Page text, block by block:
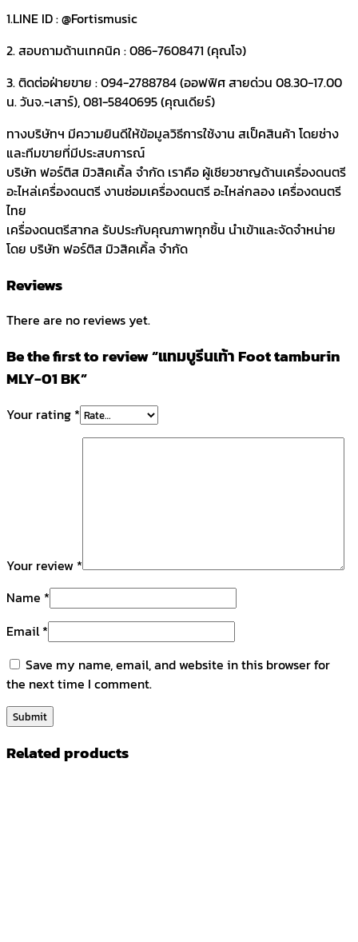
1.LINE ID : @Fortismusic
2. สอบถามด้านเทคนิค : 086-7608471 (คุณโจ)
3. ติดต่อฝ่ายขาย : 094-2788784 (ออฟฟิศ สายด่วน 08.30-17.00
น. วันจ.-เสาร์), 081-5840695 (คุณเดียร์)
ทางบริษัทฯ มีความยินดีให้ข้อมูลวิธีการใช้งาน สเป็คสินค้า โดยช่าง
และทีมขายที่มีประสบการณ์
บริษัท ฟอร์ติส มิวสิคเคิ้ล จำกัด เราคือ ผู้เชียวชาญด้านเครื่องดนตรี
อะไหล่เครื่องดนตรี งานซ่อมเครื่องดนตรี อะไหล่กลอง เครื่องดนตรี
ไทย
เครื่องดนตรีสากล รับประกับคุณภาพทุกชิ้น นำเข้าและจัดจำหน่าย
โดย บริษัท ฟอร์ติส มิวสิคเคิ้ล จำกัด
Reviews
There are no reviews yet.
Be the first to review “แทมบูรีนเท้า Foot tamburin
MLY-01 BK”
Your rating *
Your review *
Name *
Email*
Save my name, email, and website in this browser for
the next time I comment.
Related products